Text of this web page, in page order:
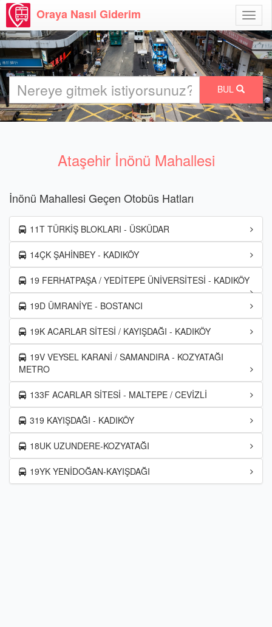
Aç
Oraya Nasıl Giderim
BUL
Ataşehir İnönü Mahallesi
İnönü Mahallesi Geçen Otobüs Hatları
11T TÜRKİŞ BLOKLARI - ÜSKÜDAR
14ÇK ŞAHİNBEY - KADIKÖY
19 FERHATPAŞA / YEDİTEPE ÜNİVERSİTESİ - KADIKÖY
19D ÜMRANİYE - BOSTANCI
19K ACARLAR SİTESİ / KAYIŞDAĞI - KADIKÖY
19V VEYSEL KARANİ / SAMANDIRA - KOZYATAĞI
METRO
133F ACARLAR SİTESİ - MALTEPE / CEVİZLİ
319 KAYIŞDAĞI - KADIKÖY
18UK UZUNDERE-KOZYATAĞI
19YK YENİDOĞAN-KAYIŞDAĞI